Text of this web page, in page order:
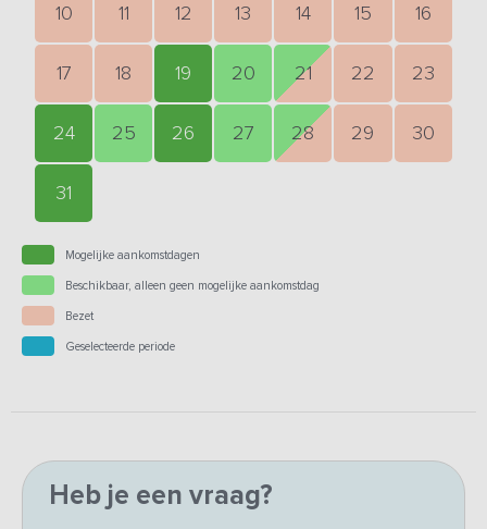
10 11 12 13 14 15 16
17 18 19 20 21 22 23
24 25 26 27 28 29 30
31
Mogelijke aankomstdagen
Beschikbaar, alleen geen mogelijke aankomstdag
Bezet
Geselecteerde periode
Heb je een vraag?